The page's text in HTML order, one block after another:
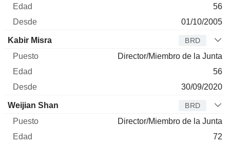
56
01/10/2005
Kabir Misra BRD
Director/Miembro de la Junta
56
30/09/2020
Weijian Shan BRD
Director/Miembro de la Junta
72